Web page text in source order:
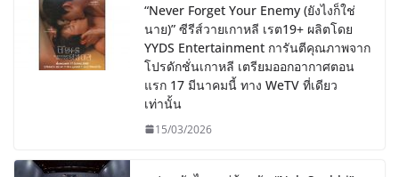
“Never Forget Your Enemy (ยังไงก็ใช่
นาย)” ซีรีส์วายเกาหลี เรต19+ ผลิตโดย
YYDS Entertainment การันตีคุณภาพจาก
โปรดักชั่นเกาหลี เตรียมออกอากาศตอน
แรก 17 มีนาคมนี้ ทาง WeTV ที่เดียว
เท่านั้น
15/03/2026